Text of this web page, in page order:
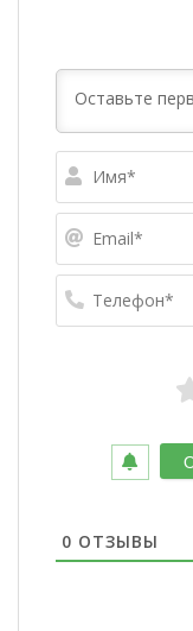
0 ОТЗЫВЫ